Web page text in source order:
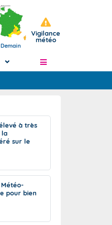
Demain
Vigilance
météo
de J+2 à J+7
à l'échelle
à très
la
sur le
Météo-
pour bien